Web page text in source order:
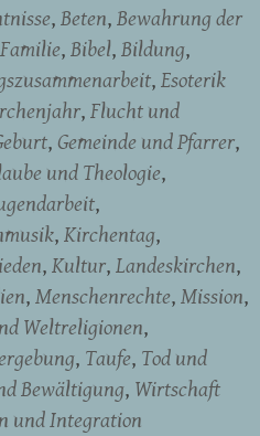
Beten Bewahrung der
Bibel Bildung
Esoterik
Flucht und
Gemeinde und Pfarrer
und Theologie
Kirchentag
Kultur Landeskirchen
Menschenrechte Mission
Weltreligionen
Taufe Tod und
Bewältigung Wirtschaft
und Integration